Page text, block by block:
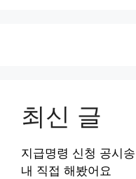
최신 글
지급명령 신청 공시
내 직접 해봤어요